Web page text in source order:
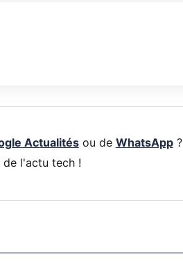
Actualitésou de WhatsApp?
de l'actu tech !